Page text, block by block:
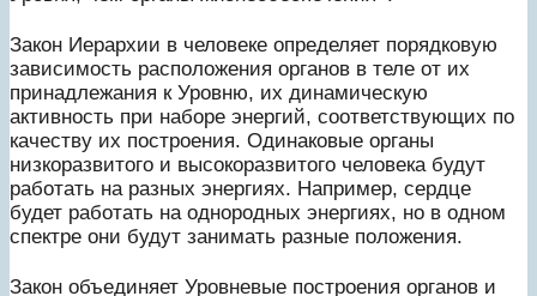
Закон Иерархии в человеке определяет порядковую
зависимость расположения органов в теле от их
принадлежания к Уровню, их динамическую
активность при наборе энергий, соответствующих по
качеству их построения. Одинаковые органы
низкоразвитого и высокоразвитого человека будут
работать на разных энергиях. Например, сердце
будет работать на однородных энергиях, но в одном
спектре они будут занимать разные положения.
Закон объединяет Уровневые построения органов и